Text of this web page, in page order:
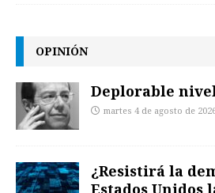
OPINIÓN
Deplorable
martes 4 de agosto de
¿Resistirá la
Estados Unidos